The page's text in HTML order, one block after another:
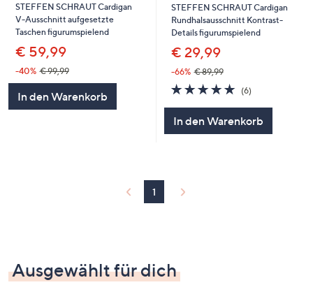
STEFFEN SCHRAUT Cardigan
V-Ausschnitt aufgesetzte
Taschen figurumspielend
€ 59,99
-40% € 99,99
In den Warenkorb
STEFFEN SCHRAUT Cardigan
Rundhalsausschnitt Kontrast-
Details figurumspielend
€ 29,99
-66% € 89,99
5.0
von
(6)
In den Warenkorb
1
Ausgewählt für dich